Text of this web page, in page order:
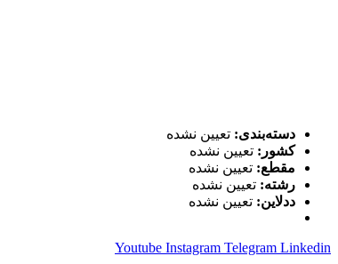
دسته‌بندی: تعیین نشده
کشور: تعیین نشده
مقطع: تعیین نشده
رشته: تعیین نشده
ددلاین: تعیین نشده
Youtube Instagram Telegram Linkedin